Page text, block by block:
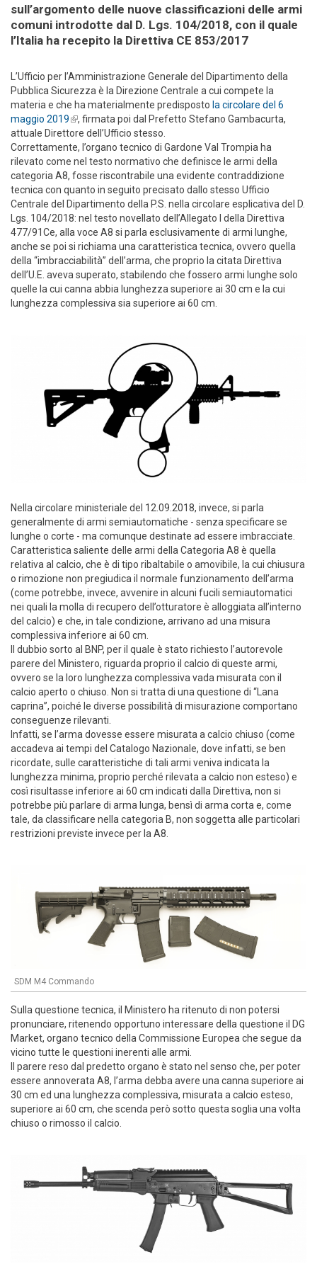
sull’argomento delle nuove classificazioni delle armi
comuni introdotte dal D. Lgs. 104/2018, con il quale
l’Italia ha recepito la Direttiva CE 853/2017
L’Ufficio per l’Amministrazione Generale del Dipartimento della
Pubblica Sicurezza è la Direzione Centrale a cui compete la
materia e che ha materialmente predisposto la circolare del 6
maggio 2019(link is external)
, firmata poi dal Prefetto Stefano Gambacurta,
attuale Direttore dell’Ufficio stesso.
Correttamente, l’organo tecnico di Gardone Val Trompia ha
rilevato come nel testo normativo che definisce le armi della
categoria A8, fosse riscontrabile una evidente contraddizione
tecnica con quanto in seguito precisato dallo stesso Ufficio
Centrale del Dipartimento della P.S. nella circolare esplicativa del D.
Lgs. 104/2018: nel testo novellato dell’Allegato I della Direttiva
477/91Ce, alla voce A8 si parla esclusivamente di armi lunghe,
anche se poi si richiama una caratteristica tecnica, ovvero quella
della “imbracciabilità” dell’arma, che proprio la citata Direttiva
dell’U.E. aveva superato, stabilendo che fossero armi lunghe solo
quelle la cui canna abbia lunghezza superiore ai 30 cm e la cui
lunghezza complessiva sia superiore ai 60 cm.
Nella circolare ministeriale del 12.09.2018, invece, si parla
generalmente di armi semiautomatiche - senza specificare se
lunghe o corte - ma comunque destinate ad essere imbracciate.
Caratteristica saliente delle armi della Categoria A8 è quella
relativa al calcio, che è di tipo ribaltabile o amovibile, la cui chiusura
o rimozione non pregiudica il normale funzionamento dell’arma
(come potrebbe, invece, avvenire in alcuni fucili semiautomatici
nei quali la molla di recupero dell’otturatore è alloggiata all’interno
del calcio) e che, in tale condizione, arrivano ad una misura
complessiva inferiore ai 60 cm.
Il dubbio sorto al BNP, per il quale è stato richiesto l’autorevole
parere del Ministero, riguarda proprio il calcio di queste armi,
ovvero se la loro lunghezza complessiva vada misurata con il
calcio aperto o chiuso. Non si tratta di una questione di “Lana
caprina”, poiché le diverse possibilità di misurazione comportano
conseguenze rilevanti.
Infatti, se l’arma dovesse essere misurata a calcio chiuso (come
accadeva ai tempi del Catalogo Nazionale, dove infatti, se ben
ricordate, sulle caratteristiche di tali armi veniva indicata la
lunghezza minima, proprio perché rilevata a calcio non esteso) e
così risultasse inferiore ai 60 cm indicati dalla Direttiva, non si
potrebbe più parlare di arma lunga, bensì di arma corta e, come
tale, da classificare nella categoria B, non soggetta alle particolari
restrizioni previste invece per la A8.
SDM M4 Commando
Sulla questione tecnica, il Ministero ha ritenuto di non potersi
pronunciare, ritenendo opportuno interessare della questione il DG
Market, organo tecnico della Commissione Europea che segue da
vicino tutte le questioni inerenti alle armi.
Il parere reso dal predetto organo è stato nel senso che, per poter
essere annoverata A8, l’arma debba avere una canna superiore ai
30 cm ed una lunghezza complessiva, misurata a calcio esteso,
superiore ai 60 cm, che scenda però sotto questa soglia una volta
chiuso o rimosso il calcio.